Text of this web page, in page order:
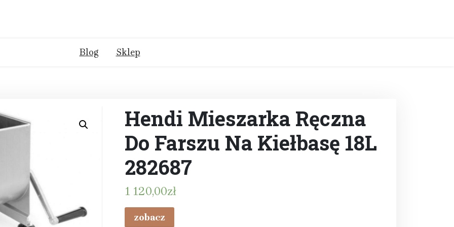
Blog Sklep
Hendi Mieszarka Ręczna
Do Farszu Na Kiełbasę 18L
282687
1 120,00zł
zobacz